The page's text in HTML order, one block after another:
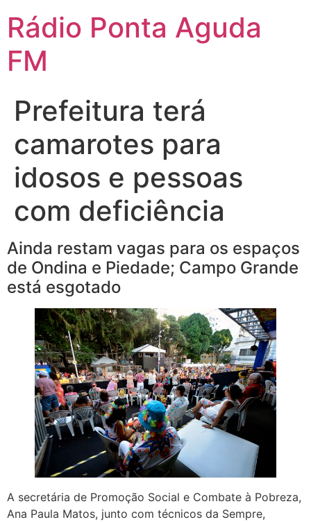
para
conteúdo
Rádio Ponta Aguda
FM
Prefeitura terá
camarotes para
idosos e pessoas
com deficiência
Ainda restam vagas para os espaços
de Ondina e Piedade; Campo Grande
está esgotado
A secretária de Promoção Social e Combate à Pobreza,
Ana Paula Matos, junto com técnicos da Sempre,